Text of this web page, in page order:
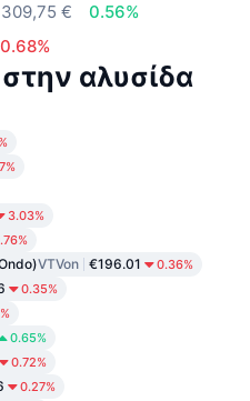
309,75 €
0.56%
0.68%
αλυσίδα
3.03%
VTVon €196.01 0.36%
0.35%
0.65%
0.72%
0.27%